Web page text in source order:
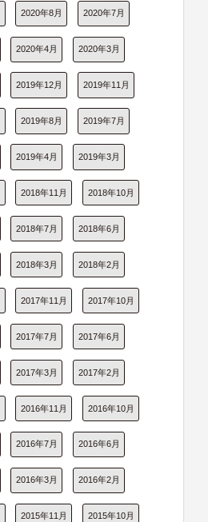
2020年8月 2020年7月
2020年4月 2020年3月
2019年12月 2019年11月
2019年8月 2019年7月
2019年4月 2019年3月
2018年11月 2018年10月
2018年7月 2018年6月
2018年3月 2018年2月
2017年11月 2017年10月
2017年7月 2017年6月
2017年3月 2017年2月
2016年11月 2016年10月
2016年7月 2016年6月
2016年3月 2016年2月
2015年11月 2015年10月